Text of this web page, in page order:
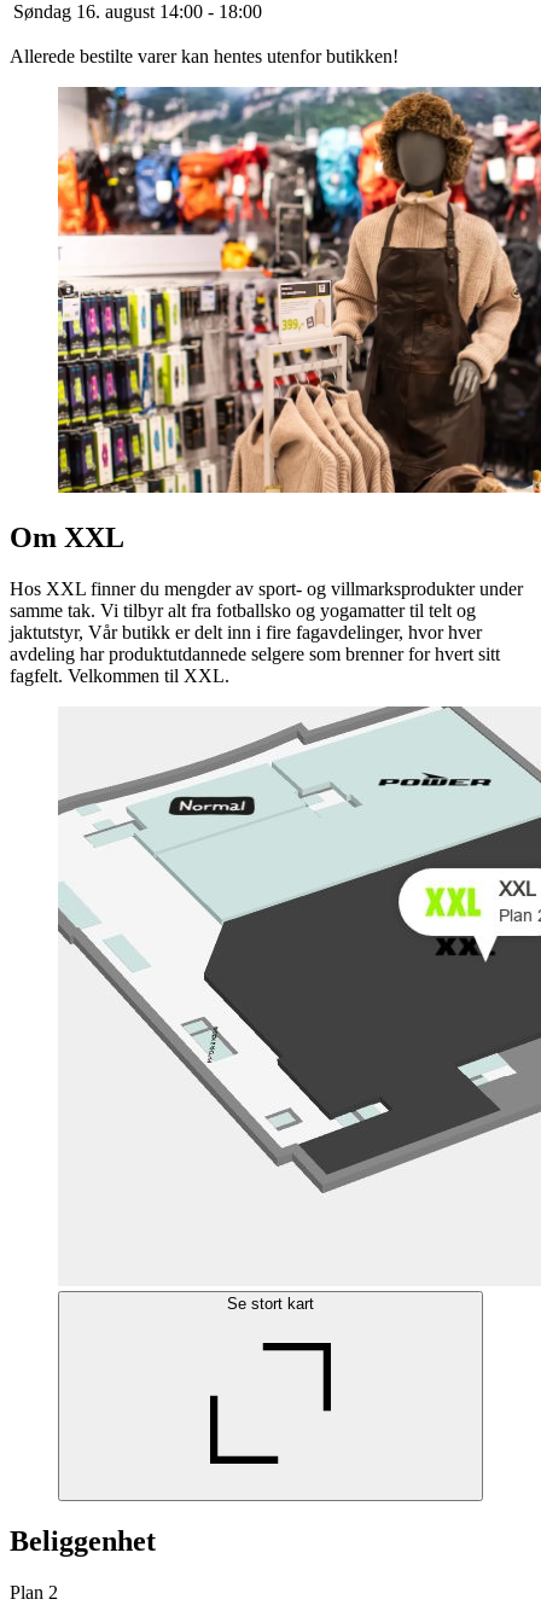
Søndag 16. august 14:00 - 18:00
Allerede bestilte varer kan hentes utenfor butikken!
Om XXL
Hos XXL finner du mengder av sport- og villmarksprodukter under
samme tak. Vi tilbyr alt fra fotballsko og yogamatter til telt og
jaktutstyr, Vår butikk er delt inn i fire fagavdelinger, hvor hver
avdeling har produktutdannede selgere som brenner for hvert sitt
fagfelt. Velkommen til XXL.
Se stort kart
Beliggenhet
Plan 2